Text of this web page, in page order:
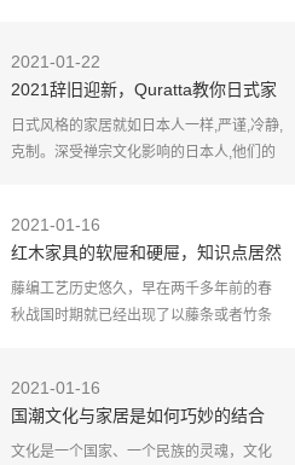
大众接受，高级感
2021-01-22
2021辞旧迎新，Quratta教你日式家
居收纳三步走
日式风格的家居就如日本人一样,严谨,冷静,
克制。深受禅宗文化影响的日本人,他们的
穿梭在钢
2021-01-16
红木家具的软屉和硬屉，知识点居然
这么多！
藤编工艺历史悠久，早在两千多年前的春
秋战国时期就已经出现了以藤条或者竹条
是理所当然的顺应
2021-01-16
国潮文化与家居是如何巧妙的结合
的？
文化是一个国家、一个民族的灵魂，文化